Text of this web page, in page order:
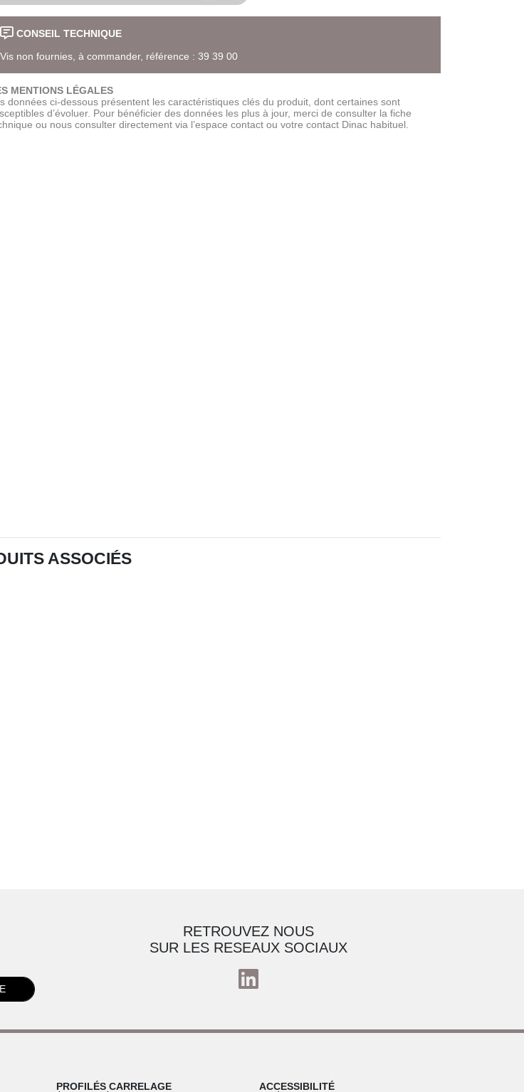
CONSEIL TECHNIQUE
Vis non fournies, à commander, référence : 39 39 00
MENTIONS LÉGALES
données ci-dessous présentent les caractéristiques clés du produit, dont certaines sont
d’évoluer. Pour bénéficier des données les plus à jour, merci de consulter la fiche
ou nous consulter directement via l’espace contact ou votre contact Dinac habituel.
ASSOCIÉS
RETROUVEZ NOUS
SUR LES RESEAUX SOCIAUX
PROFILÉS CARRELAGE ACCESSIBILITÉ